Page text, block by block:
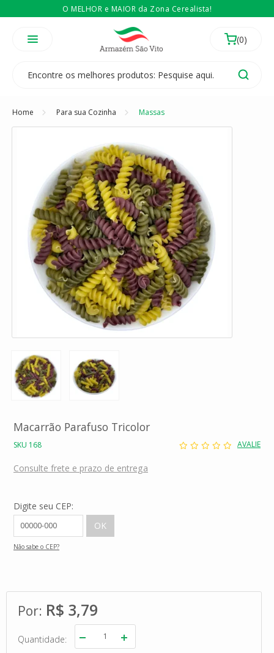
O MELHOR e MAIOR da Zona Cerealista!
Temos 3 lojas físicas na Zona Cerealista de São Paulo!
É revendedor? EntãoCompre no atacado
Home Para sua Cozinha Massas
Macarrão Parafuso Tricolor
SKU 168 AVALIE
Consulte frete e prazo de entrega
Digite seu CEP:
Não sabe o CEP?
R$ 3,79
Quantidade